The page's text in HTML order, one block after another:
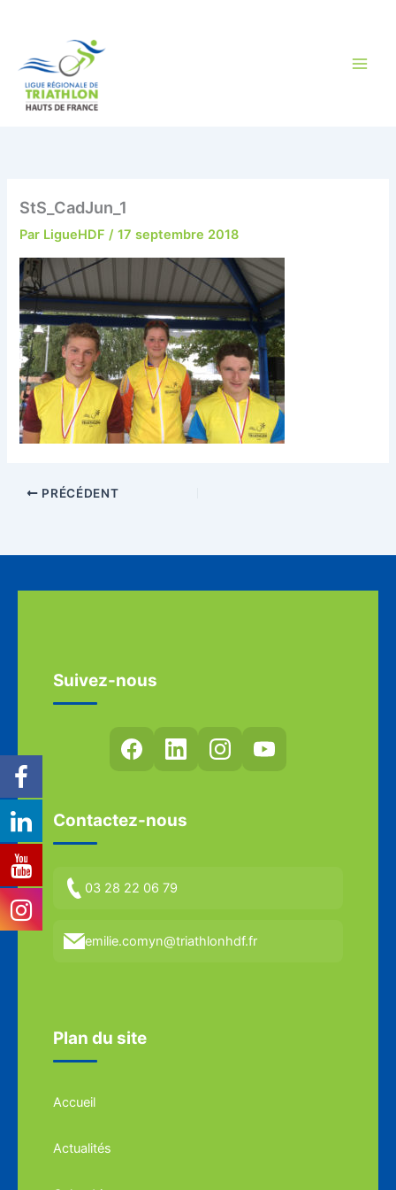
StS_CadJun_1
Par LigueHDF/17 septembre 2018
PRÉCÉDENT
Suivez-nous
Contactez-nous
03 28 22 06 79
emilie.comyn@triathlonhdf.fr
Plan du site
Accueil
Actualités